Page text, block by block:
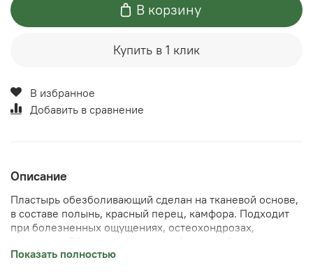
В корзину
Купить в 1 клик
В избранное
Добавить в сравнение
Описание
Пластырь обезболивающий сделан на тканевой основе,
в составе полынь, красный перец, камфора. Подходит
при болезненных ощущениях, остеохондрозах,
китайской терапии полынь используют для глубокого
Показать полностью